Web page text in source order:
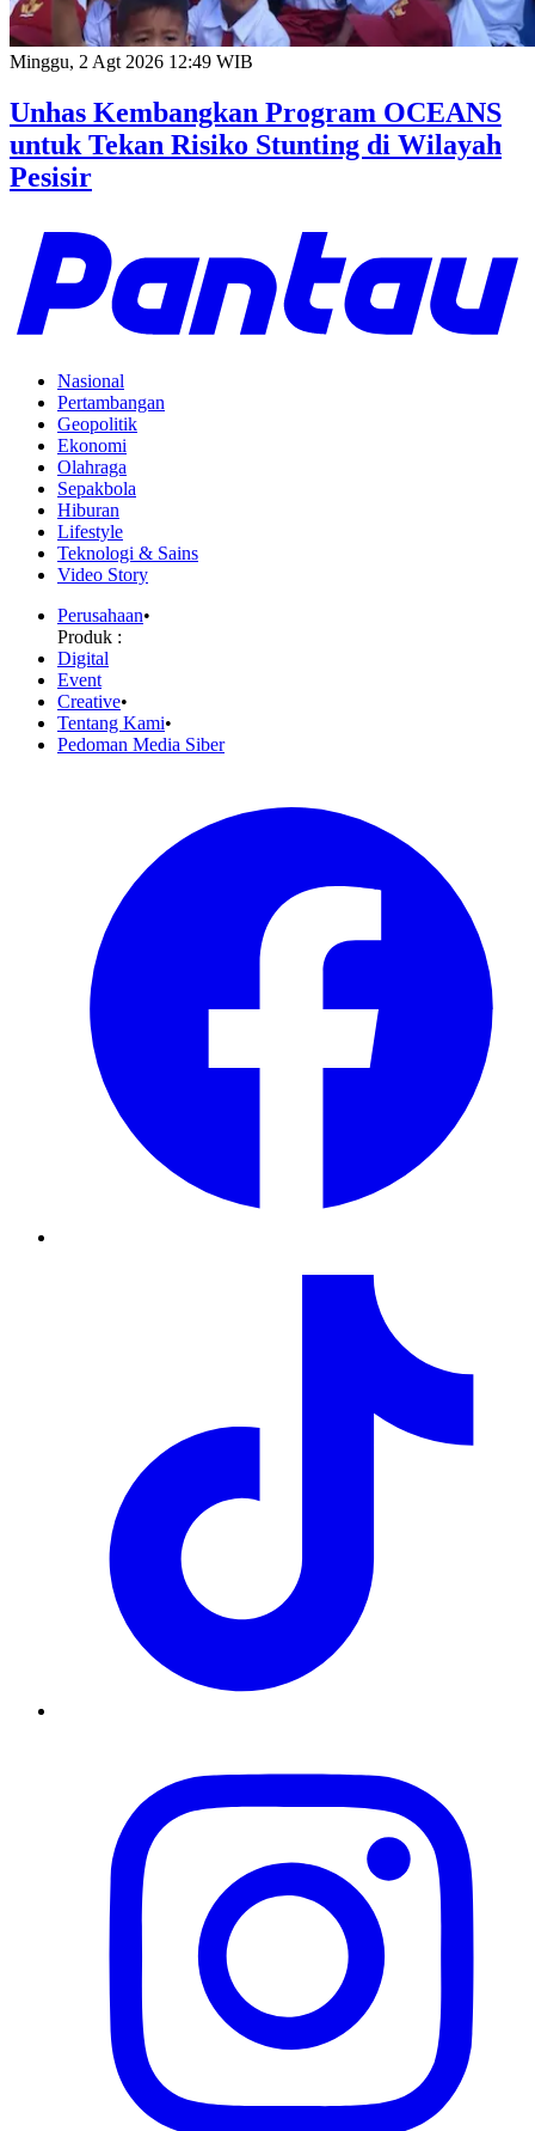
Minggu, 2 Agt 2026 12:49 WIB
Unhas Kembangkan Program OCEANS
untuk Tekan Risiko Stunting di Wilayah
Pesisir
Nasional
Pertambangan
Geopolitik
Ekonomi
Olahraga
Sepakbola
Hiburan
Lifestyle
Teknologi & Sains
Video Story
Perusahaan•
Produk :
Digital
Event
Creative•
Tentang Kami•
Pedoman Media Siber